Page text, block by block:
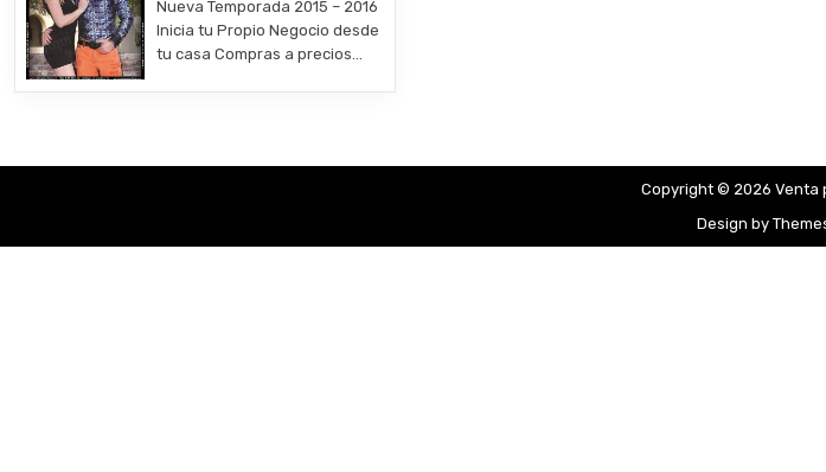
Nueva Temporada 2015 – 2016
Inicia tu Propio Negocio desde
tu casa Compras a precios…
Copyright © 2026 Venta
Design by